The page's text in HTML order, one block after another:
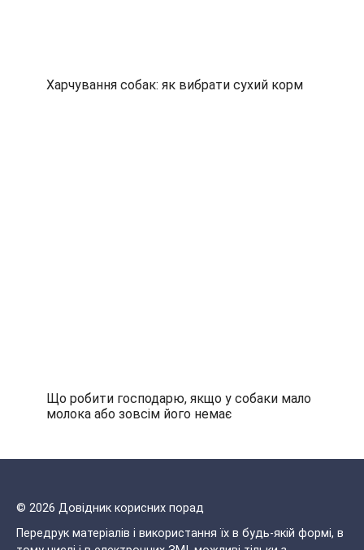
Харчування собак: як вибрати сухий корм
Що робити господарю, якщо у собаки мало
молока або зовсім його немає
© 2026 Довідник корисних порад
Передрук матеріалів і використання їх в будь-якій формі, в